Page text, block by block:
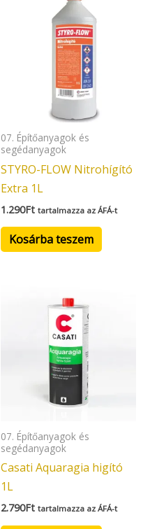
07. Építőanyagok és
segédanyagok
STYRO-FLOW Nitrohígító
Extra 1L
1.290Ft tartalmazza az ÁFÁ-t
Kosárba teszem
07. Építőanyagok és
segédanyagok
Casati Aquaragia higító
1L
2.790Ft tartalmazza az ÁFÁ-t